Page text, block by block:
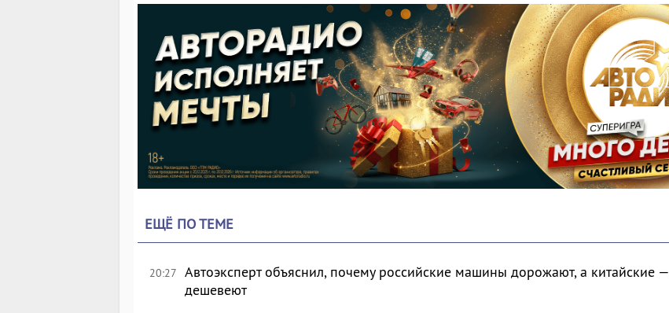
ЕЩЁ ПО ТЕМЕ
20:27 Автоэксперт объяснил, почему российские машины дорожают, а китайские —
дешевеют